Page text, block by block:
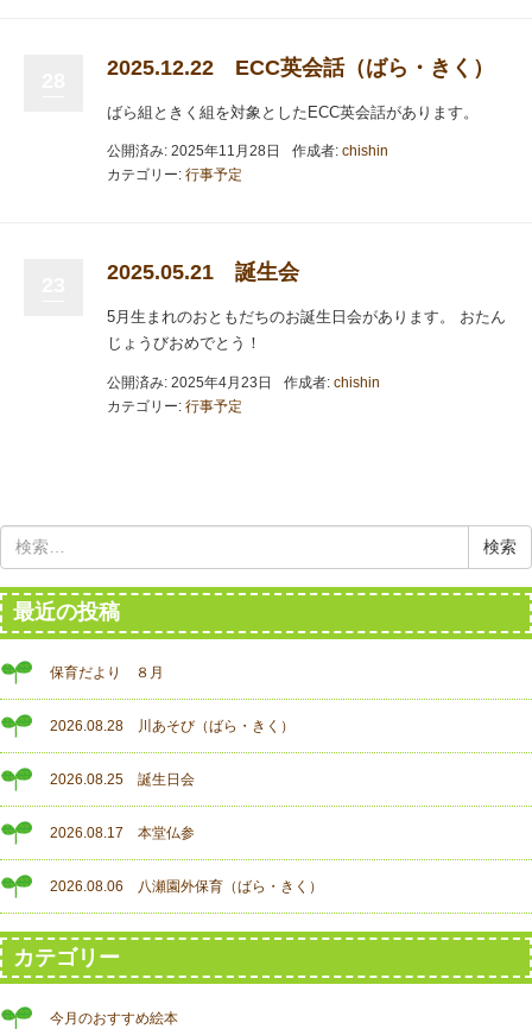
2025.12.22 ECC英会話（ばら・きく）
ばら組ときく組を対象としたECC英会話があります。
公開済み: 2025年11月28日 作成者: chishin
カテゴリー: 行事予定
2025.05.21 誕生会
5月生まれのおともだちのお誕生日会があります。 おたん
じょうびおめでとう！
公開済み: 2025年4月23日 作成者: chishin
カテゴリー: 行事予定
最近の投稿
保育だより ８月
2026.08.28 川あそび（ばら・きく）
2026.08.25 誕生日会
2026.08.17 本堂仏参
2026.08.06 八瀬園外保育（ばら・きく）
カテゴリー
今月のおすすめ絵本